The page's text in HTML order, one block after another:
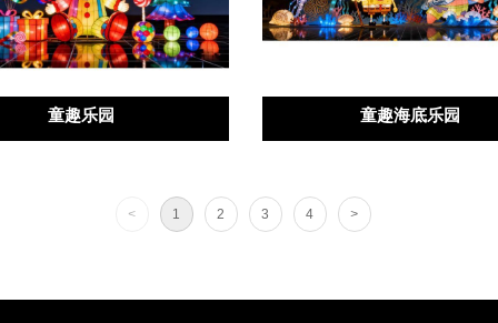
童趣乐园 童趣海底乐园
< 1 2 3 4 >